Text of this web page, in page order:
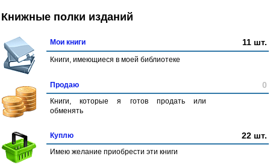
Книжные полки изданий
Мои книги 11 шт.
Книги, имеющиеся в моей библиотеке
Продаю 0
Книги, которые я готов продать или
обменять
Куплю 22 шт.
Имею желание приобрести эти книги